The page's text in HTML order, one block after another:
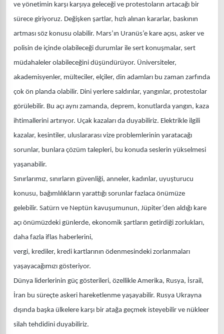
ve yönetimin karşı karşıya geleceği ve protestoların artacağı bir
sürece giriyoruz. Değişken şartlar, hızlı alınan kararlar, baskının
artması söz konusu olabilir. Mars’ın Uranüs’e kare açısı, asker ve
polisin de içinde olabileceği durumlar ile sert konuşmalar, sert
müdahaleler olabileceğini düşündürüyor. Üniversiteler,
akademisyenler, mülteciler, elçiler, din adamları bu zaman zarfında
çok ön planda olabilir. Dini yerlere saldırılar, yangınlar, protestolar
görülebilir. Bu açı aynı zamanda, deprem, konutlarda yangın, kaza
ihtimallerini artırıyor. Uçak kazaları da duyabiliriz. Elektrikle ilgili
kazalar, kesintiler, uluslararası vize problemlerinin yaratacağı
sorunlar, bunlara çözüm talepleri, bu konuda seslerin yükselmesi
yaşanabilir.
Sınırlarımız, sınırların güvenliği, anneler, kadınlar, uyuşturucu
konusu, bağımlılıkların yarattığı sorunlar fazlaca önümüze
gelebilir. Satürn ve Neptün kavuşumunun, Jüpiter’den aldığı kare
açı önümüzdeki günlerde, ekonomik şartların getirdiği zorlukları,
daha fazla iflas haberlerini,
vergi, krediler, kredi kartlarının ödenmesindeki zorlanmaları
yaşayacağımızı gösteriyor.
Dünya liderlerinin güç gösterileri, özellikle Amerika, Rusya, İsrail,
İran bu süreçte askeri hareketlenme yaşayabilir. Rusya Ukrayna
dışında başka ülkelere karşı bir atağa geçmek isteyebilir ve nükleer
silah tehdidini duyabiliriz.